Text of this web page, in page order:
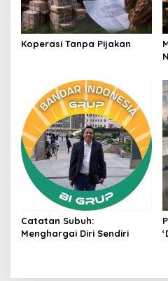
Koperasi Tanpa Pijakan
Catatan Subuh:
Menghargai Diri Sendiri